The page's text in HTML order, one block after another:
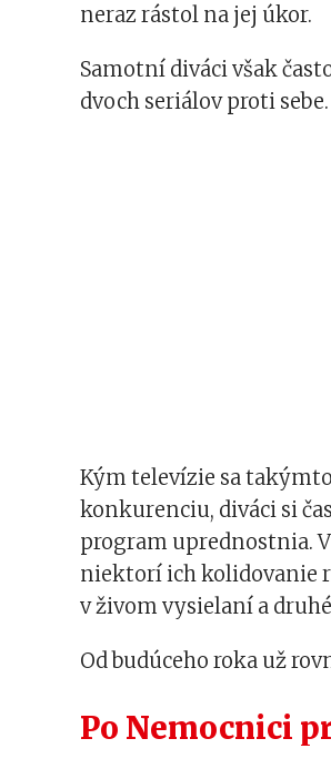
neraz rástol na jej úkor.
Samotní diváci však
dvoch seriálov proti sebe.
Kým televízie sa
konkurenciu, diváci si
program uprednostnia.
niektorí ich kolidovanie
v živom vysielaní a
Od budúceho roka už
Po Nemocnici